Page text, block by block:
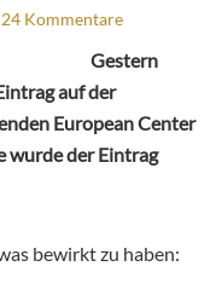
24 Kommentare
Gestern
auf der
European Center
wurde der Eintrag
bewirkt zu haben: